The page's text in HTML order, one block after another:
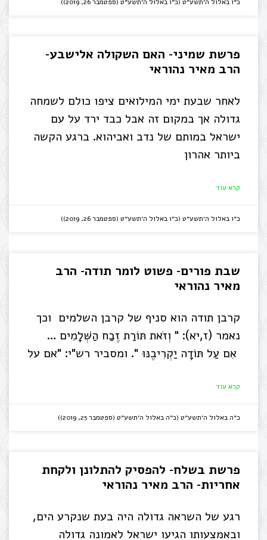
פרשת שמיני- האם השקולה אלישבע-
הרב מאיר נהוראי
לאחר שבעת ימי המילואים ציפו כולם לשמחה
גדולה אך במקום זה אבל כבד ירד על עם
ישראל במותם של נדב ואביהוא. ברגע הקשה
ביותר אהרון
קרא עוד
כ״ו באלול ה׳תשע״ט (כ״ו באלול ה׳תשע״ט (ספטמבר 26, 2019))
שבת פורים- פשוט לומר תודה- הרב
מאיר נהוראי
קרבן תודה הוא סניף של קרבן השלמים וכך
נאמר (ז,יא): " וְזֹאת תּוֹרַת זֶבַח הַשְּׁלָמִים …
אִם עַל תּוֹדָה יַקְרִיבֶנּוּ ". ומסביר רש"י: "אם על
קרא עוד
כ״ה באלול ה׳תשע״ט (כ״ה באלול ה׳תשע״ט (ספטמבר 25, 2019))
פרשת בשלח- להפסיק להתלונן ולקחת
אחריות- הרב מאיר נהוראי
רגע של השראה גדולה היה בעת שנקרע הים,
ובאמצעותו הגיעו ישראל לאמונה גדולה